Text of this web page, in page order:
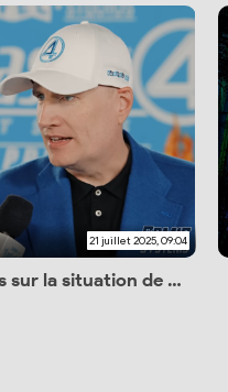
21 juillet 2025, 09:04
Kevin Feige donne des détails sur la situation de Peter Parker